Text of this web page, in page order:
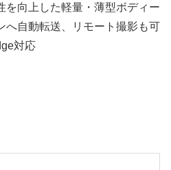
を向上した軽量・薄型ボディー
へ自動転送、リモート撮影も可
対応